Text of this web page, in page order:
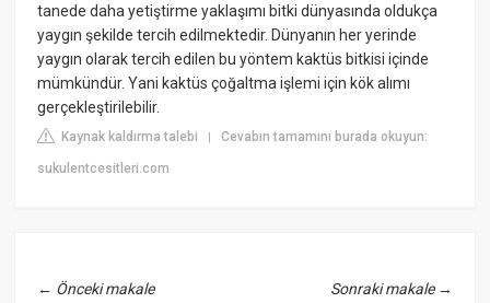
tanede daha yetiştirme yaklaşımı bitki dünyasında oldukça
yaygın şekilde tercih edilmektedir. Dünyanın her yerinde
yaygın olarak tercih edilen bu yöntem kaktüs bitkisi içinde
mümkündür. Yani kaktüs çoğaltma işlemi için kök alımı
gerçekleştirilebilir.
Kaynak kaldırma talebi |Cevabın tamamını burada okuyun:
sukulentcesitleri.com
← Önceki makale Sonraki makale→